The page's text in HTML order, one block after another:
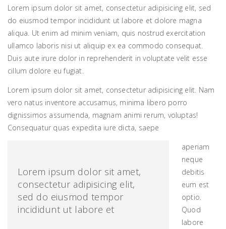
Lorem ipsum dolor sit amet, consectetur adipisicing elit, sed
do eiusmod tempor incididunt ut labore et dolore magna
aliqua. Ut enim ad minim veniam, quis nostrud exercitation
ullamco laboris nisi ut aliquip ex ea commodo consequat.
Duis aute irure dolor in reprehenderit in voluptate velit esse
cillum dolore eu fugiat.
Lorem ipsum dolor sit amet, consectetur adipisicing elit. Nam
vero natus inventore accusamus, minima libero porro
dignissimos assumenda, magnam animi rerum, voluptas!
Consequatur quas expedita iure dicta, saepe
Lorem ipsum dolor sit amet,
consectetur adipisicing elit,
sed do eiusmod tempor
incididunt ut labore et
aperiam
neque
debitis
eum est
optio.
Quod
labore